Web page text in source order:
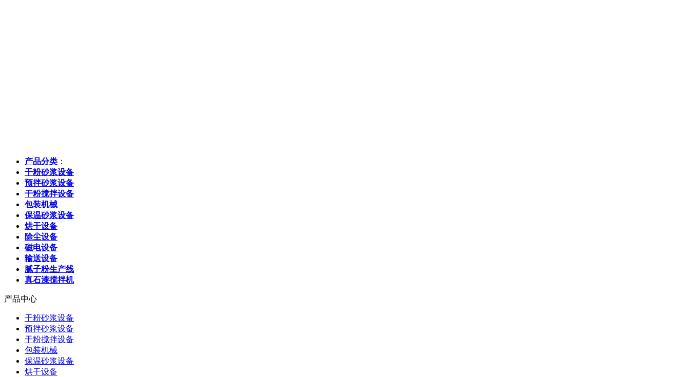
产品分类 ：
干粉砂浆设备
预拌砂浆设备
干粉搅拌设备
包装机械
保温砂浆设备
烘干设备
除尘设备
磁电设备
输送设备
腻子粉生产线
真石漆搅拌机
产品中心
干粉砂浆设备
预拌砂浆设备
干粉搅拌设备
包装机械
保温砂浆设备
烘干设备